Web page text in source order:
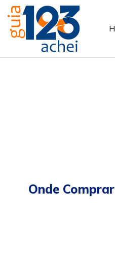
Onde